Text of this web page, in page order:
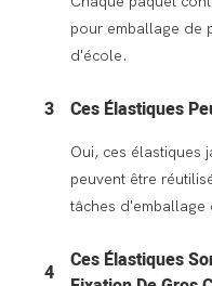
pour emballage de
d'école.
3 Ces Élastiques
Oui, ces élastiques
peuvent être
tâches d'emballage
4
Ces Élastiques